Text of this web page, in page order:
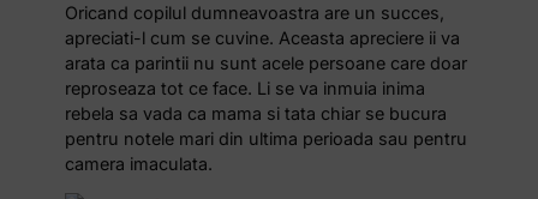
Oricand copilul dumneavoastra are un succes,
apreciati-l cum se cuvine. Aceasta apreciere ii va
arata ca parintii nu sunt acele persoane care doar
reproseaza tot ce face. Li se va inmuia inima
rebela sa vada ca mama si tata chiar se bucura
pentru notele mari din ultima perioada sau pentru
camera imaculata.